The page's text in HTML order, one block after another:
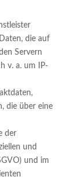
die auf
Servern
v. a. um IP-
die über eine
der
und
und im